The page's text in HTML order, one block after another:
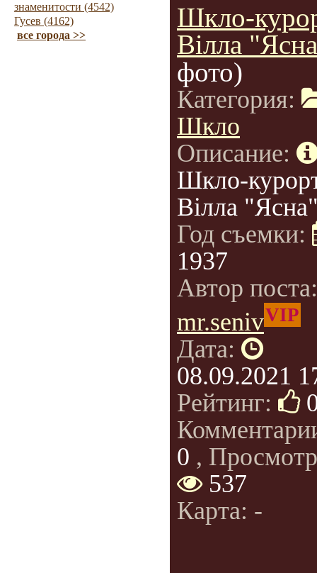
знаменитости (4542)
Гусев (4162)
все города >>
Шкло-
Вілла
фото)
Категория:
Шкло
Описание:
Шкло-
Вілла
Год съемки:
1937
Автор
mr.senivVIP
Дата:
08.09.2021
Рейтинг:
0 ,
537
Карта: -